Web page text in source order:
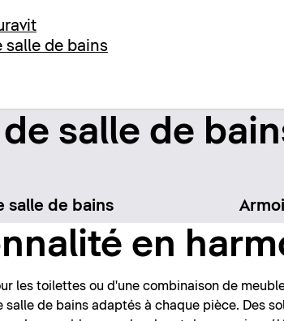
salle de bains
salle de
salle de bains
en
les toilettes ou d'une combinaison de
de bains adaptés à chaque pièce. Des